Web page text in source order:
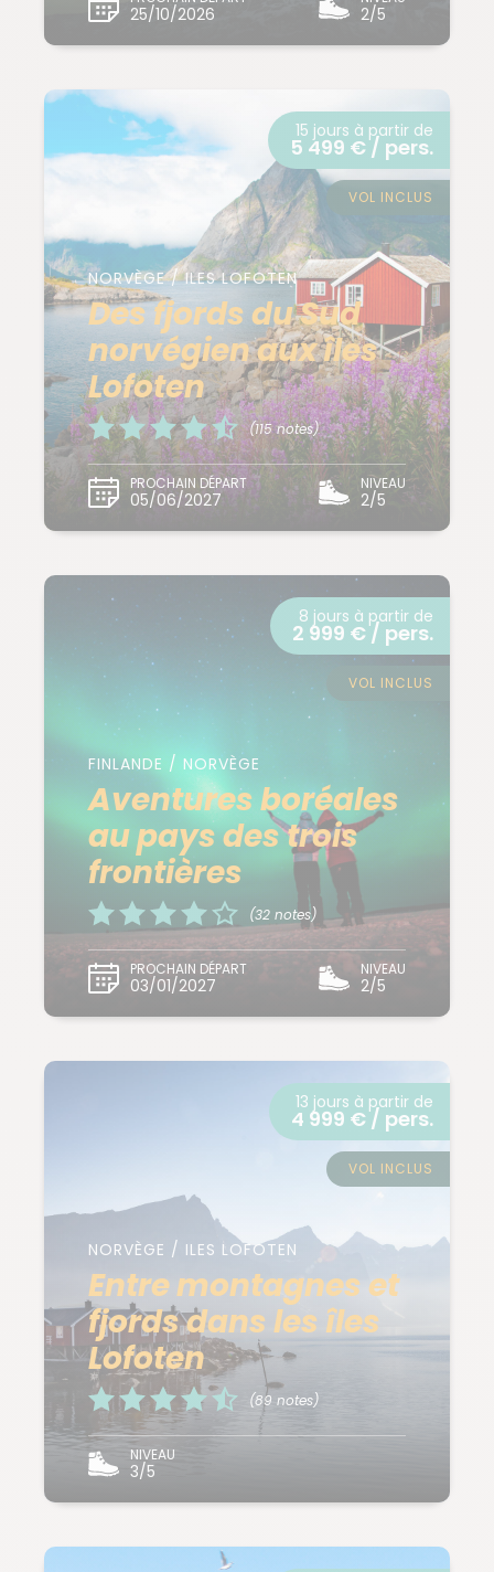
25/10/2026 2/5
NORVÈGE / ILES LOFOTEN
Des fjords du Sud
norvégien aux îles
Lofoten
(115 notes)
PROCHAIN DÉPART
05/06/2027
NIVEAU
2/5
15 jours à partir de
5 499 € / pers.
VOL INCLUS
FINLANDE / NORVÈGE
Aventures boréales
au pays des trois
frontières
(32 notes)
PROCHAIN DÉPART
03/01/2027
NIVEAU
2/5
8 jours à partir de
2 999 € / pers.
VOL INCLUS
NORVÈGE / ILES LOFOTEN
Entre montagnes et
fjords dans les îles
Lofoten
(89 notes)
NIVEAU
3/5
13 jours à partir de
4 999 € / pers.
VOL INCLUS